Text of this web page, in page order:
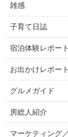
雑感
子育て日誌
宿泊体験レポート
お出かけレポート
グルメガイド
房総人紹介
マーケティング